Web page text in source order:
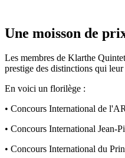
Une moisson de
Les membres de Klarthe
prestige des distinctions qui leur
En voici un florilège :
• Concours International de
• Concours International Jean-
• Concours International du